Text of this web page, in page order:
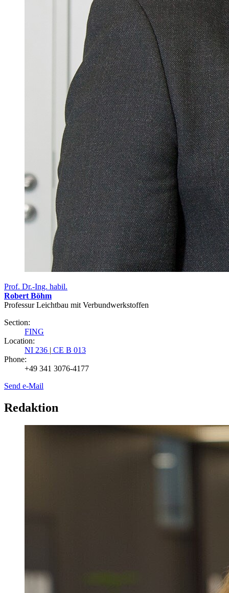
Prof. Dr.-Ing. habil.
Robert Böhm
Professur Leichtbau mit Verbundwerkstoffen
Section:
FING
Location:
NI 236 | CE B 013
Phone:
+49 341 3076-4177
Send e-Mail
Redaktion